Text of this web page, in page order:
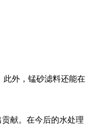
此外，锰砂滤料还能在
献。在今后的水处理